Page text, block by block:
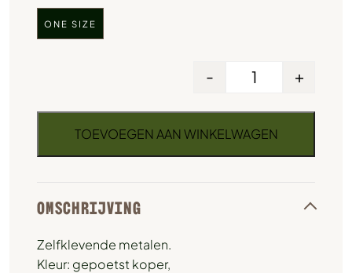
ONE SIZE
- +
TOEVOEGEN AAN WINKELWAGEN
OMSCHRIJVING
Zelfklevende metalen.
Kleur: gepoetst koper,